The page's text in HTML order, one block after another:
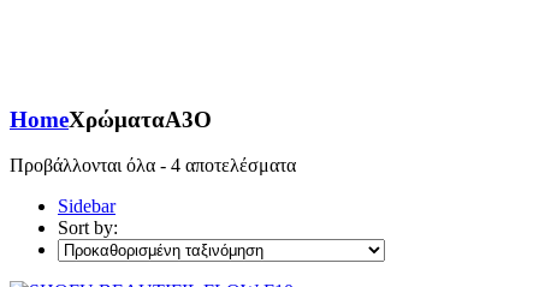
HomeΧρώματαA3O
Προβάλλονται όλα - 4 αποτελέσματα
Sidebar
Sort by: